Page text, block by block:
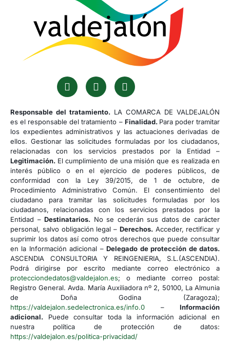
Responsable del tratamiento. LA COMARCA DE VALDEJALÓN
es el responsable del tratamiento – Finalidad. Para poder tramitar
los expedientes administrativos y las actuaciones derivadas de
ellos. Gestionar las solicitudes formuladas por los ciudadanos,
relacionadas con los servicios prestados por la Entidad –
Legitimación. El cumplimiento de una misión que es realizada en
interés público o en el ejercicio de poderes públicos, de
conformidad con la Ley 39/2015, de 1 de octubre, de
Procedimiento Administrativo Común. El consentimiento del
ciudadano para tramitar las solicitudes formuladas por los
ciudadanos, relacionadas con los servicios prestados por la
Entidad –Destinatarios. No se cederán sus datos de carácter
personal, salvo obligación legal – Derechos.Acceder, rectificar y
suprimir los datos así como otros derechos que puede consultar
en la Información adicional –Delegado de protección de datos.
ASCENDIA CONSULTORIA Y REINGENIERIA, S.L.(ASCENDIA).
Podrá dirigirse por escrito mediante correo electrónico a
protecciondedatos@valdejalon.es; o mediante correo postal:
Registro General. Avda. María Auxiliadora nº 2, 50100, La Almunia
de Doña Godina (Zaragoza);
https://valdejalon.sedelectronica.es/info.0 – Información
adicional. Puede consultar toda la información adicional en
nuestra política de protección de datos:
https://valdejalon.es/politica-privacidad/